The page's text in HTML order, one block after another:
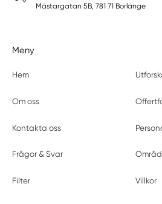
Mästargatan 5B, 781 71 Borlänge
Meny
Hem
Om oss
Kontakta oss
Frågor & Svar
Filter Villkor